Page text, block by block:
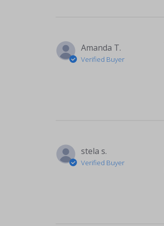
Amanda T.
Verified Buyer
stela s.
Verified Buyer